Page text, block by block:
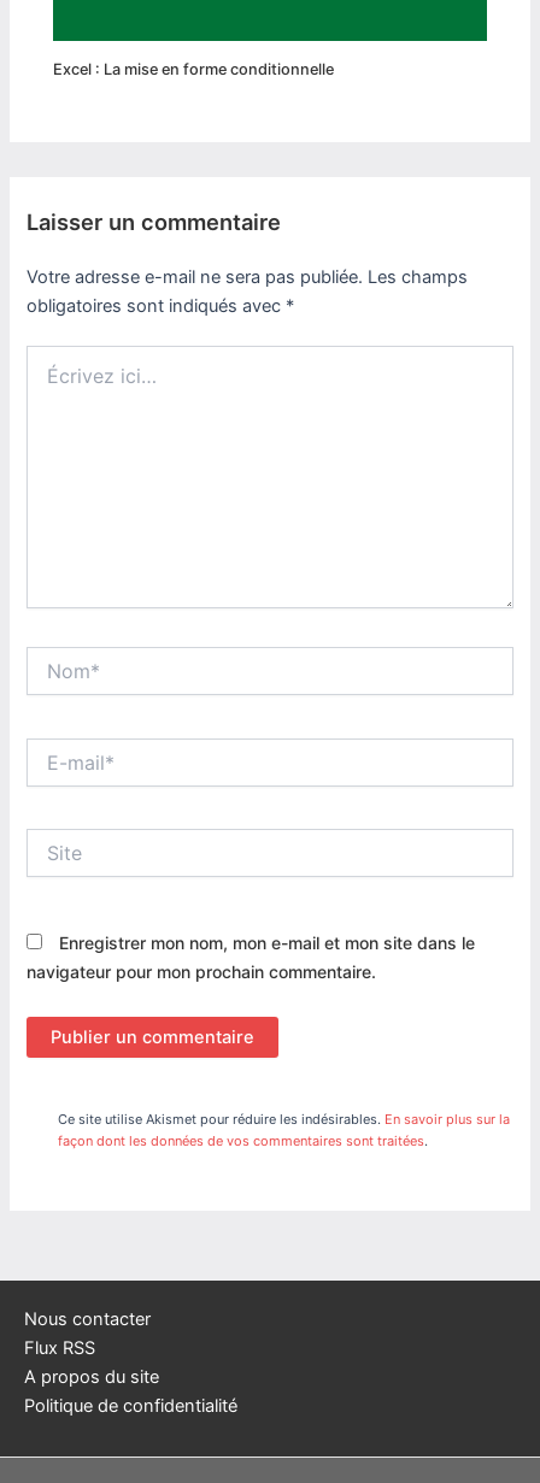
Excel : La mise en forme conditionnelle
Laisser un commentaire
Votre adresse e-mail ne sera pas publiée. Les champs
obligatoires sont indiqués avec *
ici…
mail*
Enregistrer mon nom, mon e-mail et mon site dans le
navigateur pour mon prochain commentaire.
Ce site utilise Akismet pour réduire les indésirables. En savoir plus sur la
façon dont les données de vos commentaires sont traitées.
Nous contacter
Flux RSS
A propos du site
Politique de confidentialité